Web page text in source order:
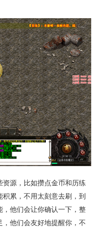
源，比如攒点金币和历练
累，不用太刻意去刷，到
他们会让你确认一下，整
他们会友好地提醒你，不